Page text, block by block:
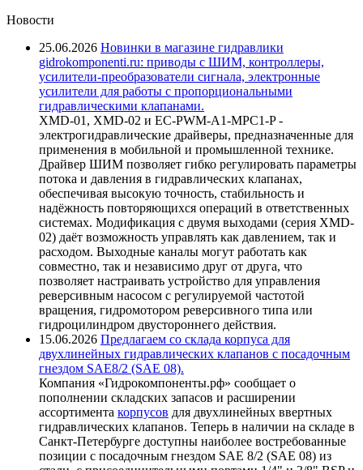
Новости
25.06.2026 Новинки в магазине гидравлики
gidrokomponenti.ru: приводы с ШИМ, контроллеры,
усилители-преобразователи сигнала, электронные
усилители для работы с пропорциональными
гидравлическими клапанами.
XMD-01, XMD-02 и EC-PWM-A1-MPC1-P -
электрогидравлические драйверы, предназначенные для
применения в мобильной и промышленной технике.
Драйвер ШИМ позволяет гибко регулировать параметры
потока и давления в гидравлических клапанах,
обеспечивая высокую точность, стабильность и
надёжность повторяющихся операций в ответственных
системах. Модификация с двумя выходами (серия XMD-
02) даёт возможность управлять как давлением, так и
расходом. Выходные каналы могут работать как
совместно, так и независимо друг от друга, что
позволяет настраивать устройство для управления
реверсивным насосом с регулируемой частотой
вращения, гидромотором реверсивного типа или
гидроцилиндром двустороннего действия.
15.06.2026 Предлагаем со склада корпуса для
двухлинейных гидравлических клапанов с посадочным
гнездом SAE8/2 (SAE 08).
Компания «Гидрокомпоненты.рф» сообщает о
пополнении складских запасов и расширении
ассортимента корпусов для двухлинейных ввертных
гидравлических клапанов. Теперь в наличии на складе в
Санкт-Петербурге доступны наиболее востребованные
позиции с посадочным гнездом SAE 8/2 (SAE 08) из